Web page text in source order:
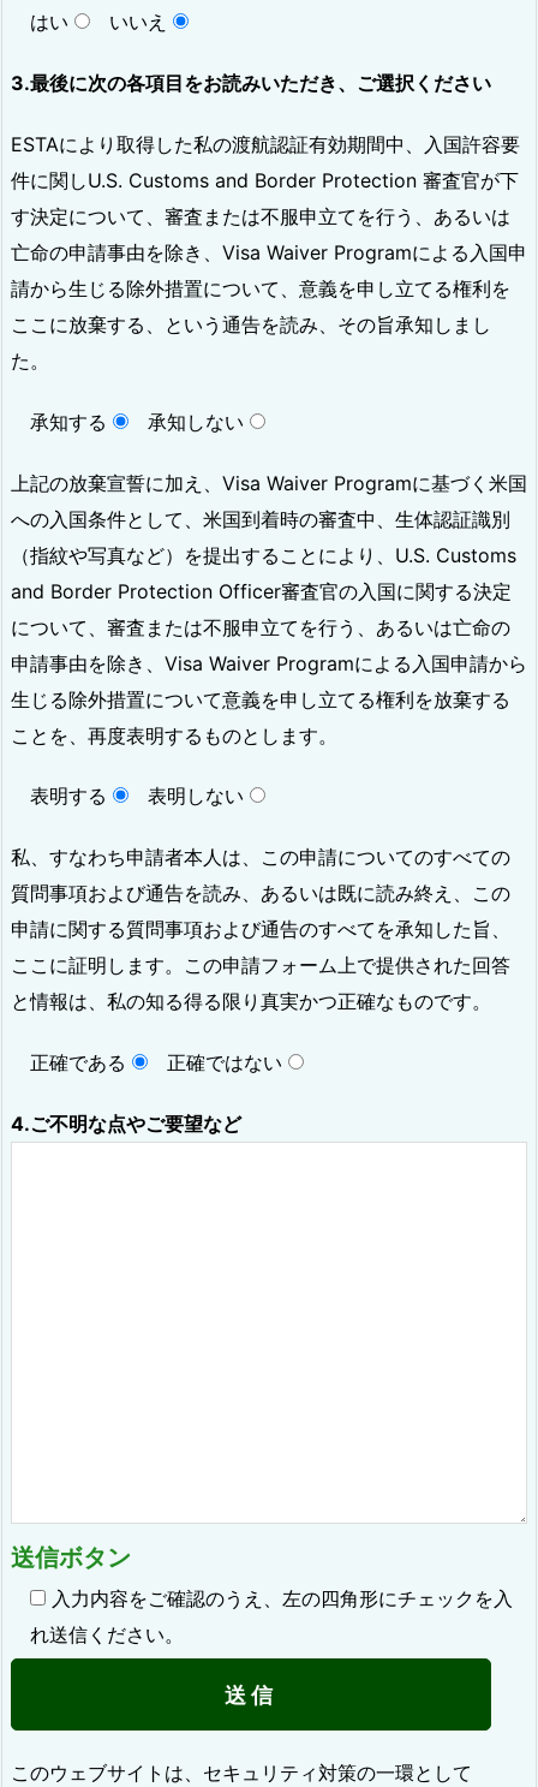
はい
いいえ
3.最後に次の各項目をお読みいただき、ご選択ください
ESTAにより取得した私の渡航認証有効期間中、入国許容要
件に関しU.S. Customs and Border Protection 審査官が下
す決定について、審査または不服申立てを行う、あるいは
亡命の申請事由を除き、Visa Waiver Programによる入国申
請から生じる除外措置について、意義を申し立てる権利を
ここに放棄する、という通告を読み、その旨承知しまし
た。
承知する 承知しない
上記の放棄宣誓に加え、Visa Waiver Programに基づく米国
への入国条件として、米国到着時の審査中、生体認証識別
（指紋や写真など）を提出することにより、U.S. Customs
and Border Protection Officer審査官の入国に関する決定
について、審査または不服申立てを行う、あるいは亡命の
申請事由を除き、Visa Waiver Programによる入国申請から
生じる除外措置について意義を申し立てる権利を放棄する
ことを、再度表明するものとします。
表明する 表明しない
私、すなわち申請者本人は、この申請についてのすべての
質問事項および通告を読み、あるいは既に読み終え、この
申請に関する質問事項および通告のすべてを承知した旨、
ここに証明します。この申請フォーム上で提供された回答
と情報は、私の知る得る限り真実かつ正確なものです。
正確である 正確ではない
4.ご不明な点やご要望など
送信ボタン
入力内容をご確認のうえ、左の四角形にチェックを入
れ送信ください。
このウェブサイトは、セキュリティ対策の一環として